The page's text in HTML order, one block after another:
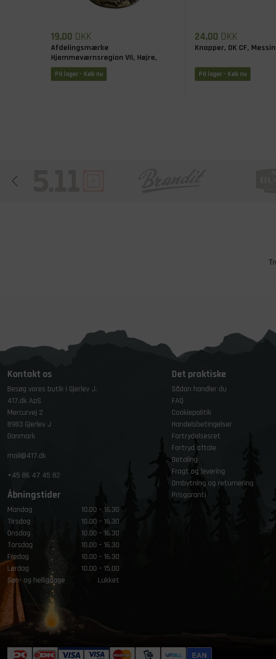
19,00 DKK
Afdelingsmærke
Hjemmeværnsregion VII, Højre,
Brugt
På lager - Køb nu
24,00 DKK
Knapper, DK CF,
På lager - Køb nu
Kontakt os
Besøg vores butik i Gjerlev J.
417.dk ApS
Mercurvej 2
8983 Gjerlev J
Danmark
mail@417.dk
+45 86 47 45 82
Åbningstider
Mandag
10.00 – 16.30
Tirsdag
10.00 – 16.30
Onsdag
10.00 – 16.30
Torsdag
10.00 – 16.30
Fredag
10.00 – 16.30
Lørdag
10.00 – 15.00
Søn- og helligdage
Lukket
Det praktiske
Sådan handler du
FAQ
Cookiepolitik
Handelsbetingelser
Fortrydelsesret
Fortryd aftale
Betaling
Fragt og levering
Ombytning og returnering
Prisgaranti